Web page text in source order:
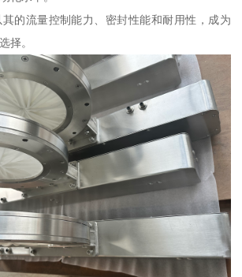
的流量控制能力、密封性能和耐用性，成为
择。